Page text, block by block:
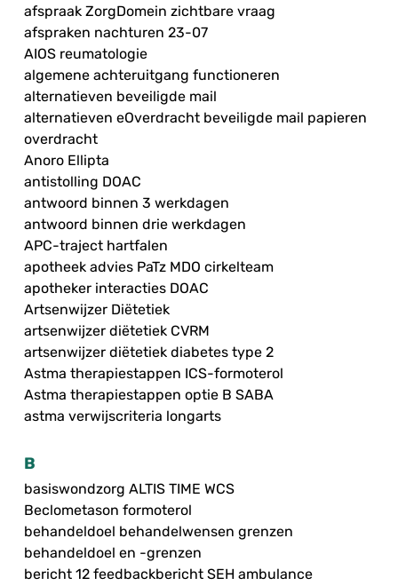
afspraak ZorgDomein zichtbare vraag
afspraken nachturen 23-07
AIOS reumatologie
algemene achteruitgang functioneren
alternatieven beveiligde mail
alternatieven eOverdracht beveiligde mail papieren
overdracht
Anoro Ellipta
antistolling DOAC
antwoord binnen 3 werkdagen
antwoord binnen drie werkdagen
APC-traject hartfalen
apotheek advies PaTz MDO cirkelteam
apotheker interacties DOAC
Artsenwijzer Diëtetiek
artsenwijzer diëtetiek CVRM
artsenwijzer diëtetiek diabetes type 2
Astma therapiestappen ICS-formoterol
Astma therapiestappen optie B SABA
astma verwijscriteria longarts
B
basiswondzorg ALTIS TIME WCS
Beclometason formoterol
behandeldoel behandelwensen grenzen
behandeldoel en -grenzen
bericht 12 feedbackbericht SEH ambulance